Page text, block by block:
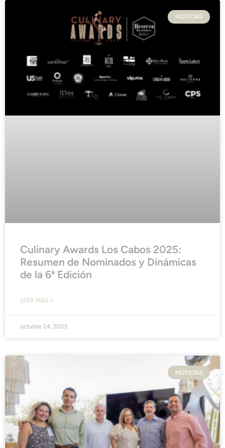
NOTICIAS
Culinary Awards Los Cabos 2025:
Resumen de Nominados y Dinámicas
de la 6ª Edición
LEER MÁS »
octubre 24, 2025
NOTICIAS